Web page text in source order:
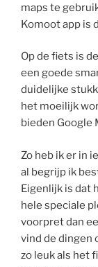
maps te
Komoot app is
Op de fiets is
een goede
duidelijke
het moeilijk
bieden Google
Zo heb ik er in
al begrijp ik
Eigenlijk is dat
hele speciale
voorpret dan
vind de dingen
zo leuk als het